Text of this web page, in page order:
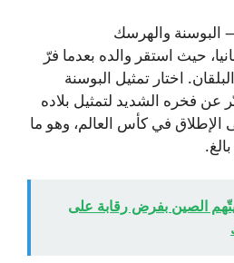
البوسنة والهرسك
حيث استقر والده بعدما فرّ
اختار تمثيل البوسنة
عن فخره الشديد لتمثيل بلاده
الإطلاق في كأس العالم، وهو ما
الصين بفرض رقابة على